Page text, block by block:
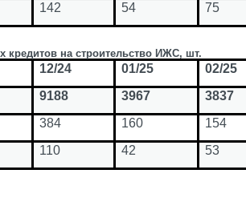
142 54 75
кредитов на строительство ИЖС, шт.
12/24 01/25 02/25
9188 3967 3837
384 160 154
110 42 53